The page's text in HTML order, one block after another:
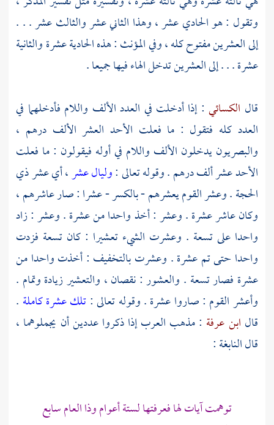
وتقول : هو الحادي عشر ، وهذا الثاني عشر والثالث عشر . . .
إلى العشرين مفتوح كله ، وفي المؤنث : هذه الحادية عشرة والثانية
عشرة . . . إلى العشرين تدخل الهاء فيها جميعا .
قال الكسائي : إذا أدخلت في العدد الألف واللام فأدخلهما في
العدد كله فتقول : ما فعلت الأحد العشر الألف درهم ،
والبصريون يدخلون الألف واللام في أوله فيقولون : ما فعلت
الأحد عشر ألف درهم . وقوله تعالى :وليال عشر، أي عشر ذي
الحجة . وعشر القوم يعشرهم - بالكسر - عشرا : صار عاشرهم ،
وكان عاشر عشرة . وعشر : أخذ واحدا من عشرة . وعشر : زاد
واحدا على تسعة . وعشرت الشيء تعشيرا : كان تسعة فزدت
واحدا حتى تم عشرة . وعشرت بالتخفيف : أخذت واحدا من
عشرة فصار تسعة . والعشور : نقصان ، والتعشير زيادة وتمام .
وأعشر القوم : صاروا عشرة . وقوله تعالى :تلك عشرة كاملة .
قال ابن عرفة : مذهب العرب إذا ذكروا عددين أن يجملوهما ،
قالالنابغة:
توهمت آيات لها فعرفتها لستة أعوام وذا العام سابع